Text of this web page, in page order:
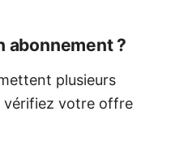
abonnement ?
plusieurs
vérifiez votre offre